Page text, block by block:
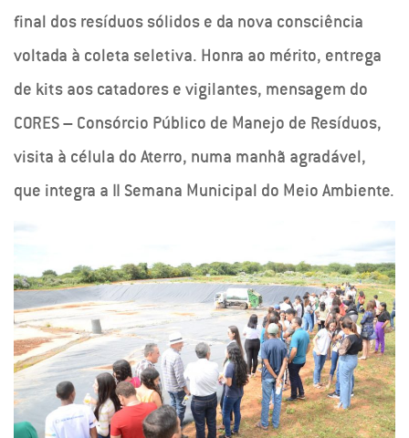
final dos resíduos sólidos e da nova consciência
voltada à coleta seletiva. Honra ao mérito, entrega
de kits aos catadores e vigilantes, mensagem do
CORES – Consórcio Público de Manejo de Resíduos,
visita à célula do Aterro, numa manhã agradável,
que integra a II Semana Municipal do Meio Ambiente.